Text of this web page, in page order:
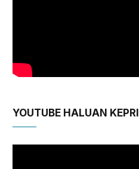
YOUTUBE HALUAN KEPRI